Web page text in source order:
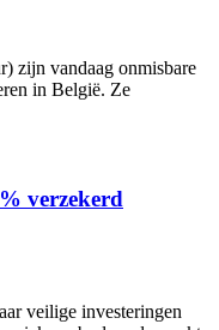
zijn vandaag onmisbare
in België. Ze
verzekerd
veilige investeringen